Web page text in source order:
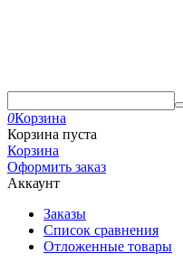
0Корзина
Корзина пуста
Корзина
Оформить заказ
Аккаунт
Заказы
Список сравнения
Отложенные товары